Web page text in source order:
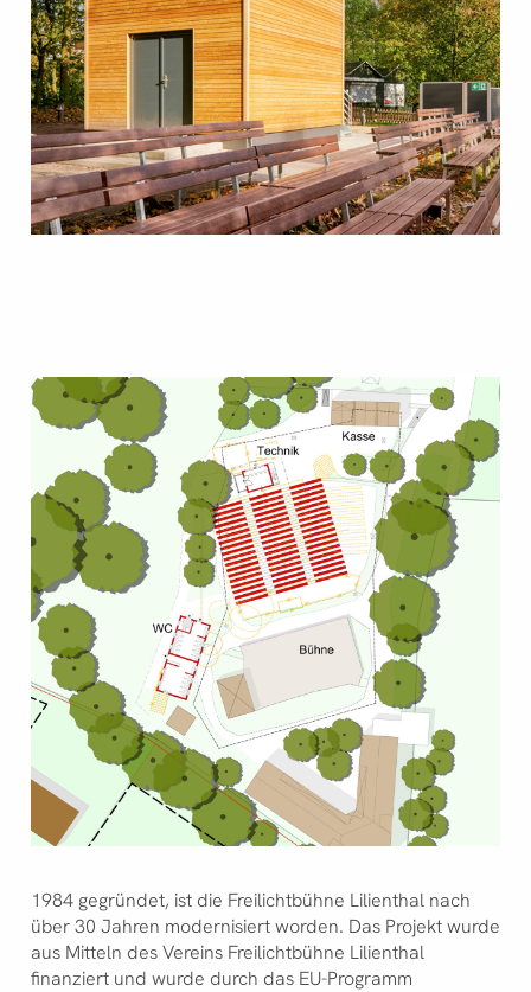
1984 gegründet, ist die Freilichtbühne Lilienthal nach
über 30 Jahren modernisiert worden. Das Projekt wurde
aus Mitteln des Vereins Freilichtbühne Lilienthal
finanziert und wurde durch das EU-Programm